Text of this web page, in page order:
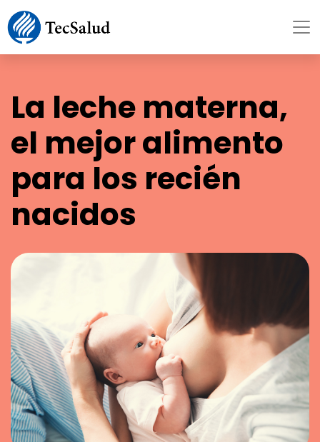
La leche materna,
el mejor alimento
para los recién
nacidos